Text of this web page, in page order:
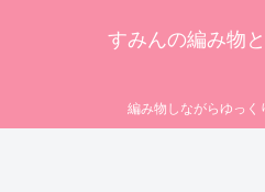
すみんの編み物
編み物しながらゆっく